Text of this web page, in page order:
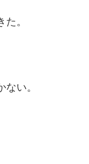
。
い。